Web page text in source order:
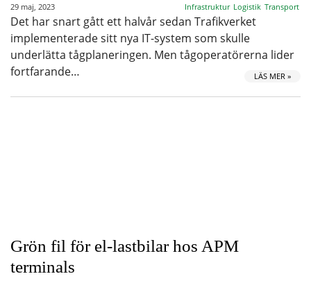
29 maj, 2023 Infrastruktur Logistik Transport
Det har snart gått ett halvår sedan Trafikverket
implementerade sitt nya IT-system som skulle
underlätta tågplaneringen. Men tågoperatörerna lider
fortfarande…
LÄS MER »
Grön fil för el-lastbilar hos APM
terminals